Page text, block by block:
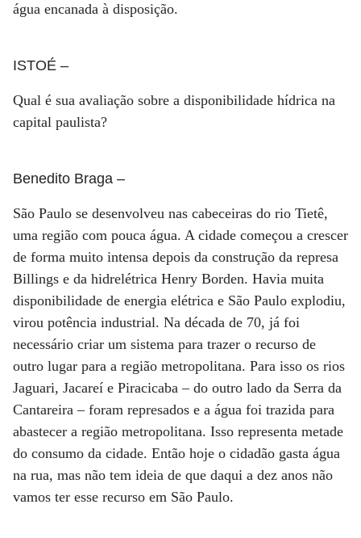
água encanada à disposição.
ISTOÉ –
Qual é sua avaliação sobre a disponibilidade hídrica na
capital paulista?
Benedito Braga –
São Paulo se desenvolveu nas cabeceiras do rio Tietê,
uma região com pouca água. A cidade começou a crescer
de forma muito intensa depois da construção da represa
Billings e da hidrelétrica Henry Borden. Havia muita
disponibilidade de energia elétrica e São Paulo explodiu,
virou potência industrial. Na década de 70, já foi
necessário criar um sistema para trazer o recurso de
outro lugar para a região metropolitana. Para isso os rios
Jaguari, Jacareí e Piracicaba – do outro lado da Serra da
Cantareira – foram represados e a água foi trazida para
abastecer a região metropolitana. Isso representa metade
do consumo da cidade. Então hoje o cidadão gasta água
na rua, mas não tem ideia de que daqui a dez anos não
vamos ter esse recurso em São Paulo.